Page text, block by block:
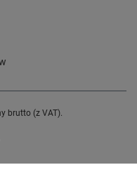
brutto (z VAT).